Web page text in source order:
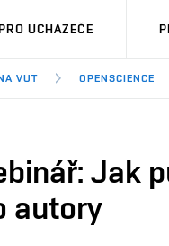
UCHAZEČE
VUT OPENSCIENCE
Jak
autory